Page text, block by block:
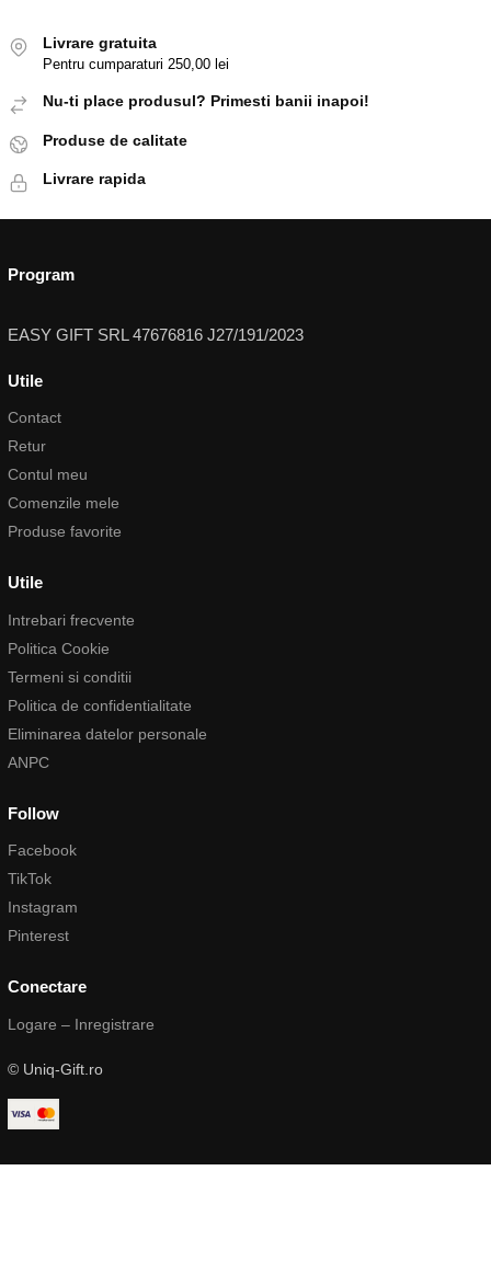
Livrare gratuita
Pentru cumparaturi 250,00 lei
Nu-ti place produsul? Primesti banii inapoi!
Produse de calitate
Livrare rapida
Program
EASY GIFT SRL 47676816 J27/191/2023
Utile
Contact
Retur
Contul meu
Comenzile mele
Produse favorite
Utile
Intrebari frecvente
Politica Cookie
Termeni si conditii
Politica de confidentialitate
Eliminarea datelor personale
ANPC
Follow
Facebook
TikTok
Instagram
Pinterest
Conectare
Logare – Inregistrare
© Uniq-Gift.ro